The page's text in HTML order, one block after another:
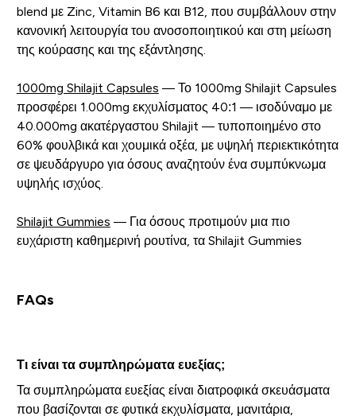
blend με Zinc, Vitamin B6 και B12, που συμβάλλουν στην
κανονική λειτουργία του ανοσοποιητικού και στη μείωση
της κούρασης και της εξάντλησης.
1000mg Shilajit Capsules — Το 1000mg Shilajit Capsules
προσφέρει 1.000mg εκχυλίσματος 40:1 — ισοδύναμο με
40.000mg ακατέργαστου Shilajit — τυποποιημένο στο
60% φουλβικά και χουμικά οξέα, με υψηλή περιεκτικότητα
σε ψευδάργυρο για όσους αναζητούν ένα συμπύκνωμα
υψηλής ισχύος.
Shilajit Gummies — Για όσους προτιμούν μια πιο
ευχάριστη καθημερινή ρουτίνα, τα Shilajit Gummies
FAQs
Τι είναι τα συμπληρώματα ευεξίας;
Τα συμπληρώματα ευεξίας είναι διατροφικά σκευάσματα
που βασίζονται σε φυτικά εκχυλίσματα, μανιτάρια,